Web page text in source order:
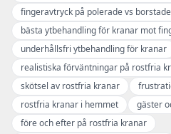
fingeravtryck på polerade vs
bästa ytbehandling för kranar mot
underhållsfri ytbehandling för kranar
realistiska förväntningar på rostfria
skötsel av rostfria kranar
rostfria kranar i hemmet
gäster
före och efter på rostfria kranar